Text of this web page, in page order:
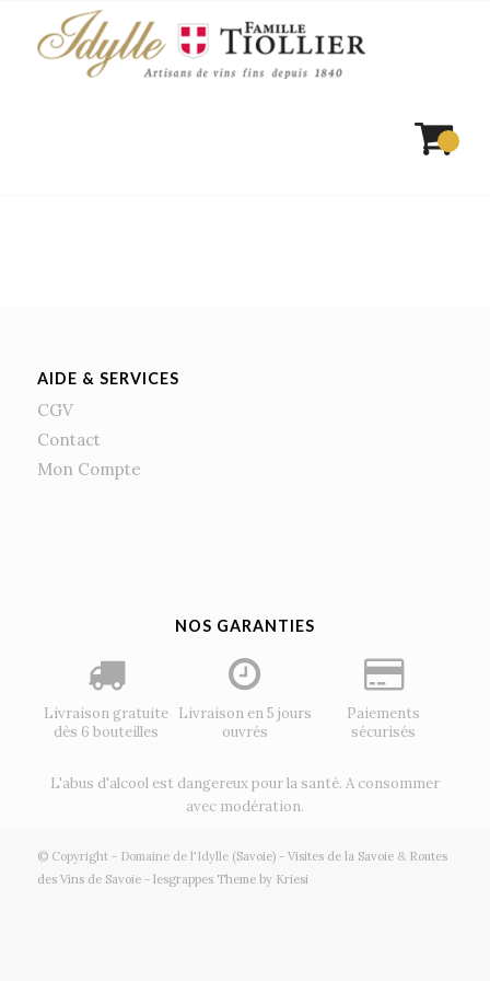
AIDE & SERVICES
CGV
Contact
Mon Compte
L'abus d'alcool est dangereux pour la santé. A consommer
avec modération.
NOS GARANTIES
Livraison gratuite
dès 6 bouteilles
Livraison en 5 jours
ouvrés
Paiements
sécurisés
© Copyright - Domaine de l'Idylle (Savoie)- Visites de la Savoie& Routes
des Vins de Savoie- lesgrappes Theme by Kriesi